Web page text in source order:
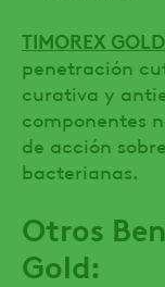
TIMOREX GOLD
penetración
curativa y
componentes
de acción
bacterianas.
Otros
Gold: